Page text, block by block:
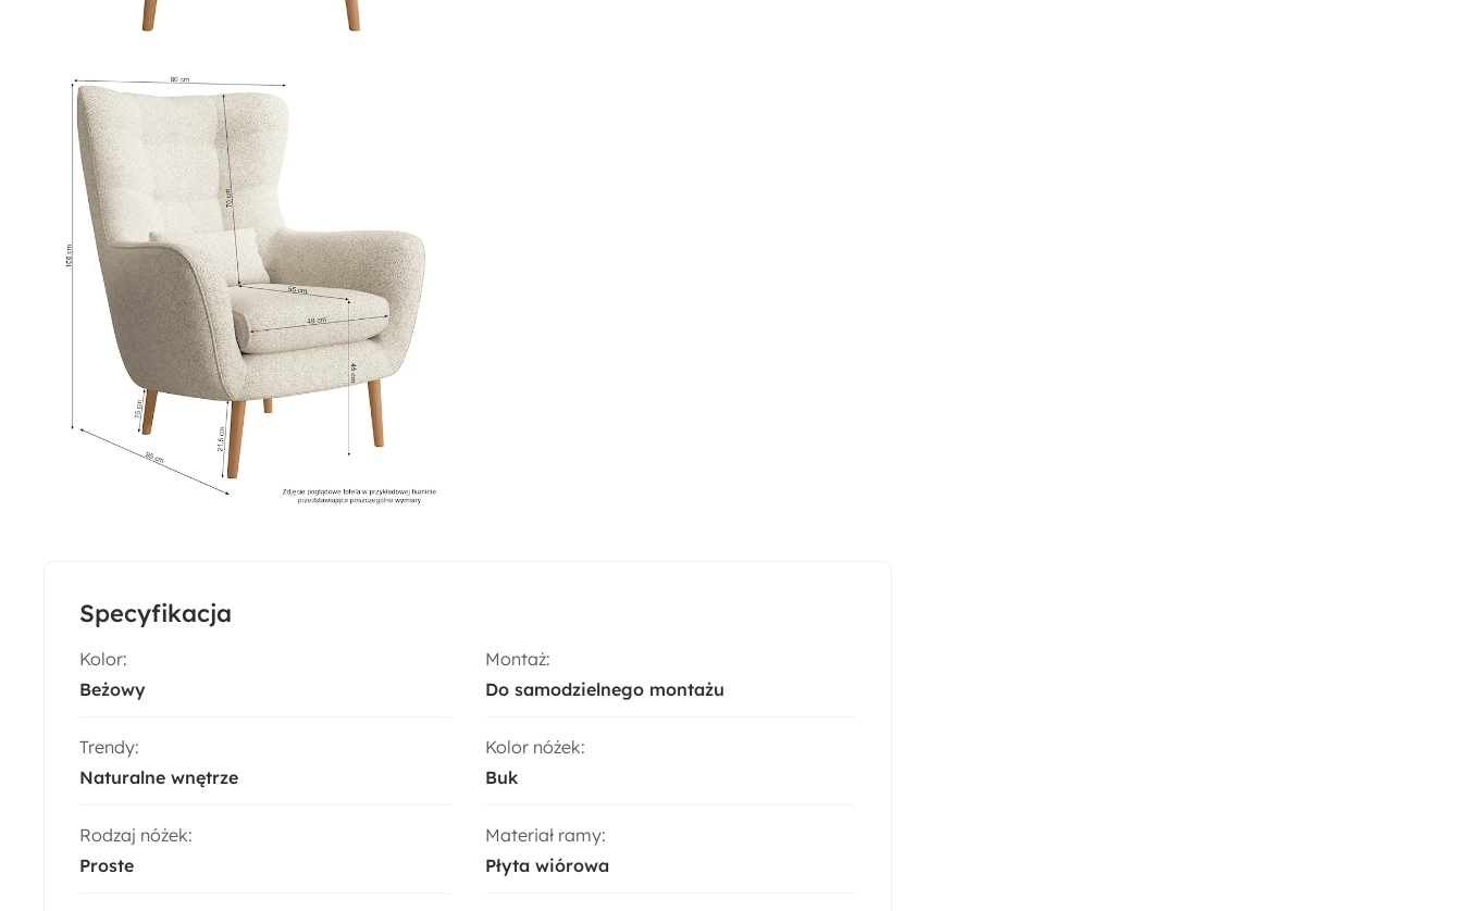
Specyfikacja
Kolor:
Beżowy
Montaż:
Do samodzielnego montażu
Trendy:
Naturalne wnętrze
Kolor nóżek:
Buk
Rodzaj nóżek:
Proste
Materiał ramy:
Płyta wiórowa